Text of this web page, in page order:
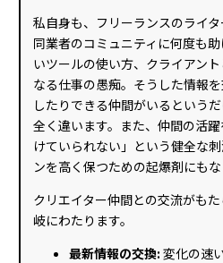
私自身も、フリーランスのライタ
同業者のコミュニティに何度も
いツールの使い方、クライアン
なる仕事の愚痴。そうした情報
したりできる仲間がいるという
全く違います。また、仲間の活
けていられない」という健全な
ンを高く保つための起爆剤にもな
クリエイター仲間との交流がも
岐にわたります。
最新情報の交換: 変化の速